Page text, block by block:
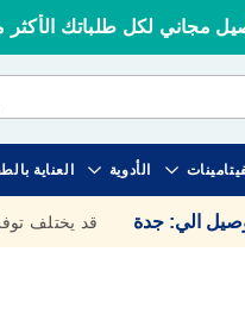
مجاني لكل طلباتك الأكثر من 100
الأدوية العناية
الي: جدة قد يختلف